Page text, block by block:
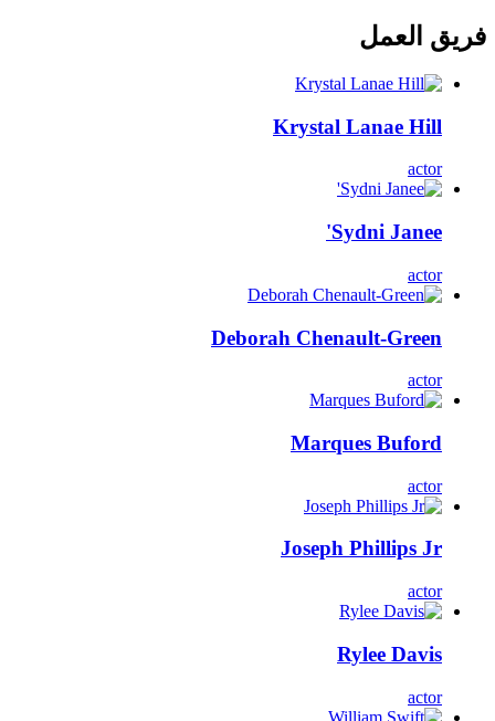
فريق العمل
Krystal Lanae Hill
actor
Sydni Janee'
actor
Deborah Chenault-Green
actor
Marques Buford
actor
Joseph Phillips Jr
actor
Rylee Davis
actor